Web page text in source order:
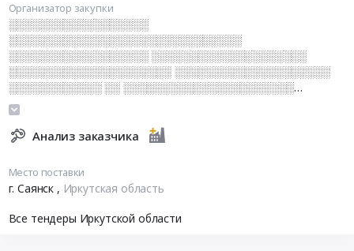
Организатор закупки
░░░░░░░░░░░░░░░░░░
░░░░░░░░░░░░░░░░░░░░░░░░░░░░░░
░░░░░░░░░░░░░░░░░░ ░░░░░░░░░░░░░░░░░░░░
░░░░░░░░░░░░░░░░░░░░░ ░░░░░░░░░░░░░░░░░░░░
░░░░░░░░░░░░ ░░ ░░░░░░░░░░░░░░░░░░░░░░
░░░░░░░░░░░░░░░░░░░░░░░░ ░░░░░░░░░░░░░░░░░░
░░░░ ░░░░░░░░░░░░ ░░░░░░░░░░░░░░░
Анализ заказчика
Место поставки
г. Саянск , Иркутская область
Все тендеры Иркутской области